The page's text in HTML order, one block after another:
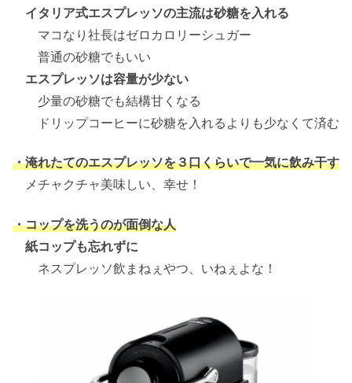
イタリア式エスプレッソの主流は砂糖を入れる
マコなり社長はゼロカロリーシュガー
普通の砂糖でもいい
エスプレッソは容量が少ない
少量の砂糖でも結構甘くなる
ドリップコーヒーに砂糖を入れるよりも少なくて済む
・淹れたてのエスプレッソを３口くらいで一気に飲み干す
メチャクチャ美味しい、幸せ！
・コップを洗うのが面倒な人
紙コップも忘れずに
ネスプレッソ飲まねぇやつ、いねぇよな！